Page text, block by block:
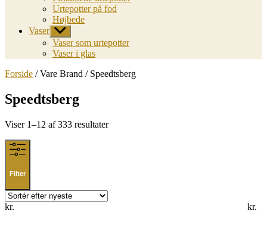
Urtepotter på fod
Højbede
Vaser Vis
undermenu
Vaser som urtepotter
Vaser i glas
Forside / Vare Brand / Speedtsberg
Speedtsberg
Viser 1–12 af 333 resultaterSorted
Filter
kr. kr.